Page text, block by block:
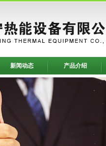
新闻动态 产品介绍